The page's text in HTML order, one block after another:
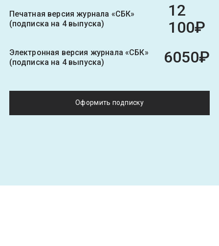
Печатная версия журнала «СБК»
(подписка на 4 выпуска)
12
100₽
Электронная версия журнала «СБК»
(подписка на 4 выпуска)
6050₽
Оформить подписку